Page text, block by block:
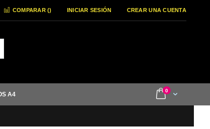
COMPARAR () INICIAR SESIÓN CREAR UNA CUENTA
Cart
0items
A4